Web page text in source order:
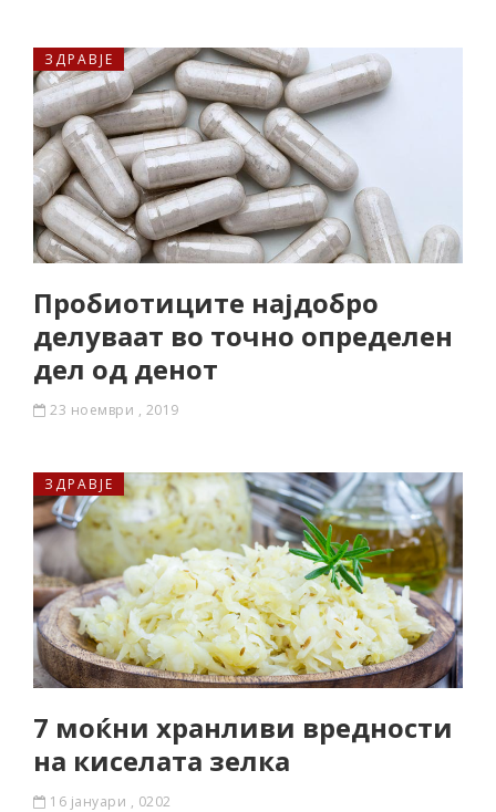
ЗДРАВЈЕ
Пробиотиците најдобро
делуваат во точно определен
дел од денот
23 ноември , 2019
ЗДРАВЈЕ
7 моќни хранливи вредности
на киселата зелка
16 јануари , 0202